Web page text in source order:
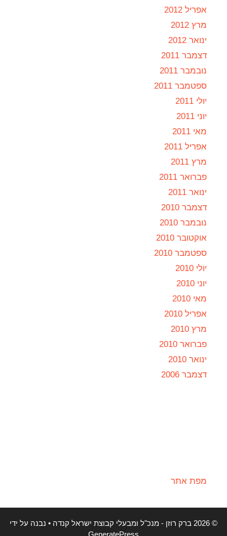
אפריל 2012
מרץ 2012
ינואר 2012
דצמבר 2011
נובמבר 2011
ספטמבר 2011
יולי 2011
יוני 2011
מאי 2011
אפריל 2011
מרץ 2011
פברואר 2011
ינואר 2011
דצמבר 2010
נובמבר 2010
אוקטובר 2010
ספטמבר 2010
יולי 2010
יוני 2010
מאי 2010
אפריל 2010
מרץ 2010
פברואר 2010
ינואר 2010
דצמבר 2006
מפת אתר
© 2026 ברק רוזן - מנכ"ל ומבעלי קבוצת ישראל קנדה
• נבנה על ידי
GeneratePress